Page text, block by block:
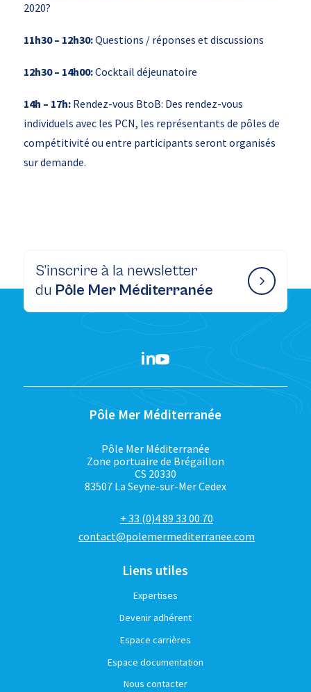
2020?
11h30 – 12h30:Questions / réponses et discussions
12h30 – 14h00:Cocktail déjeunatoire
14h – 17h:Rendez-vous BtoB: Des rendez-vous
individuels avec les PCN, les représentants de pôles de
compétitivité ou entre participants seront organisés
sur demande.
S’inscrire à la newsletter
du Pôle Mer Méditerranée
Pôle Mer Méditerranée
Pôle Mer Méditerranée
Zone portuaire de Brégaillon
CS 20330
83507 La Seyne-sur-Mer Cedex
+ 33 (0)4 89 33 00 70
contact@polemermediterranee.com
Liens utiles
Expertises
Devenir adhérent
Espace carrières
Espace documentation
Nous contacter